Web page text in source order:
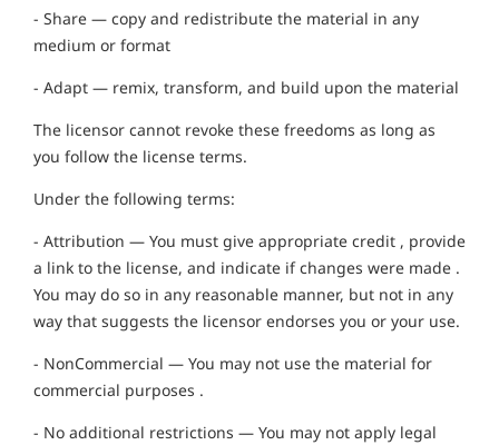
- Share — copy and redistribute the material in any
medium or format
- Adapt — remix, transform, and build upon the material
The licensor cannot revoke these freedoms as long as
you follow the license terms.
Under the following terms:
- Attribution — You must give appropriate credit , provide
a link to the license, and indicate if changes were made .
You may do so in any reasonable manner, but not in any
way that suggests the licensor endorses you or your use.
- NonCommercial — You may not use the material for
commercial purposes .
- No additional restrictions — You may not apply legal